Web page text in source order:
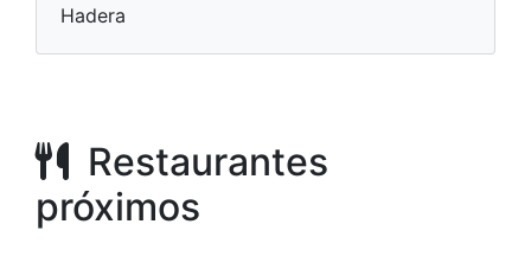
Hadera
Restaurantes
próximos